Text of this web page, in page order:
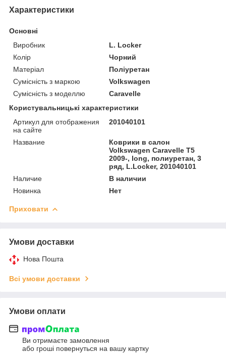
Характеристики
Основні
Виробник
L. Locker
Колір
Чорний
Матеріал
Поліуретан
Сумісність з маркою
Volkswagen
Сумісність з моделлю
Caravelle
Користувальницькі характеристики
Артикул для отображения
на сайте
201040101
Название
Коврики в салон
Volkswagen Caravelle T5
2009-, long, полиуретан, 3
ряд, L.Locker, 201040101
Наличие
В наличии
Новинка
Нет
Приховати
Умови доставки
Нова Пошта
Всі умови доставки
Умови оплати
Ви отримаєте замовлення
або гроші повернуться на вашу картку